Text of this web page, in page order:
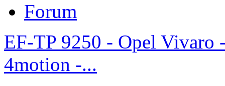
Forum
EF-TP 9250 - Opel Vivaro
4motion -...